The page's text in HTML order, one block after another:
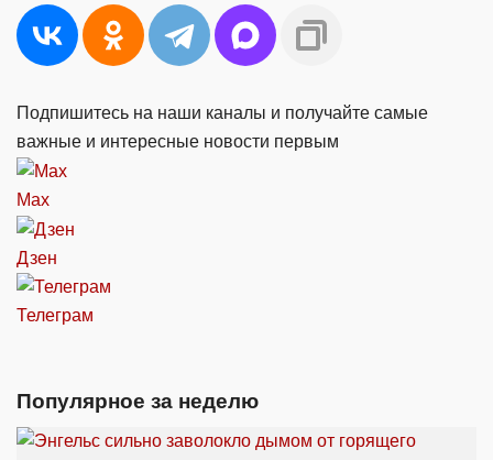
Подпишитесь на наши каналы и получайте самые
важные и интересные новости первым
Max
Дзен
Телеграм
Популярное за неделю